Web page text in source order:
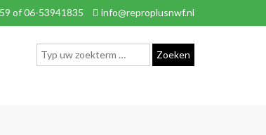
of 06-53941835 info@reproplusnwf.nl